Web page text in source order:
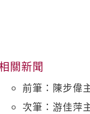
關新聞
前筆：陳步偉
次筆：游佳萍